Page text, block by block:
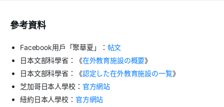
參考資料
Facebook用戶「聚華夏」： 帖文
日本文部科學省：《在外教育施設の概要》
日本文部科學省：《認定した在外教育施設の一覧》
芝加哥日本人學校： 官方網站
紐約日本人學校： 官方網站